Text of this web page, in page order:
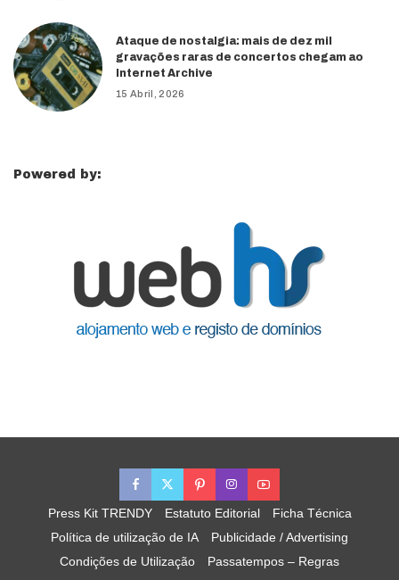
Ataque de nostalgia: mais de dez mil
gravações raras de concertos chegam ao
Internet Archive
15 Abril, 2026
Powered by:
Press Kit TRENDY Estatuto Editorial
Ficha Técnica
Política de utilização de IA
Publicidade / Advertising
Condições de Utilização
Passatempos – Regras